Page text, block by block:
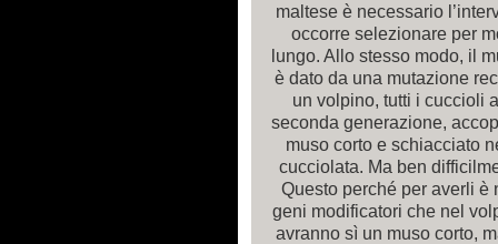
maltese è necessario
occorre selezionare per
lungo. Allo stesso modo, il
è dato da una mutazione
un volpino, tutti i cuccioli
seconda generazione,
muso corto e schiacciato
cucciolata. Ma ben
Questo perché per averli
geni modificatori che nel
avranno sì un muso corto,